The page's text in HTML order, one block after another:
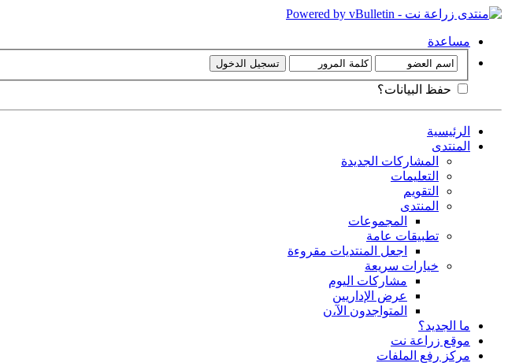
مساعدة
حفظ البيانات؟
الرئيسية
المنتدى
المشاركات الجديدة
التعليمات
التقويم
المنتدى
المجموعات
تطبيقات عامة
اجعل المنتديات مقروءة
خيارات سريعة
مشاركات اليوم
عرض الإداريين
المتواجدون الآ،ن
ما الجديد؟
موقع زراعة نت
مركز رفع الملفات